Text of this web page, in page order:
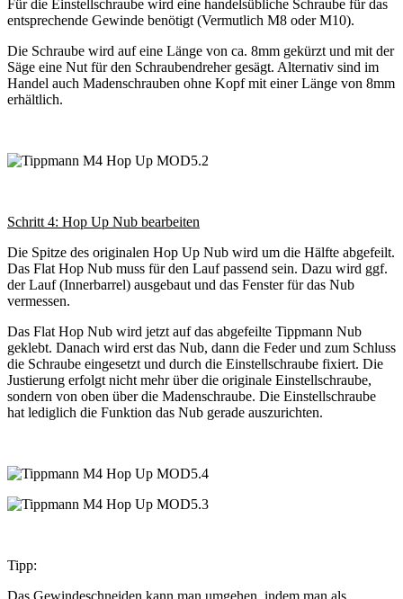
Für die Einstellschraube wird eine handelsübliche Schraube für das
entsprechende Gewinde benötigt (Vermutlich M8 oder M10).
Die Schraube wird auf eine Länge von ca. 8mm gekürzt und mit der
Säge eine Nut für den Schraubendreher gesägt. Alternativ sind im
Handel auch Madenschrauben ohne Kopf mit einer Länge von 8mm
erhältlich.
Schritt 4: Hop Up Nub bearbeiten
Die Spitze des originalen Hop Up Nub wird um die Hälfte abgefeilt.
Das Flat Hop Nub muss für den Lauf passend sein. Dazu wird ggf.
der Lauf (Innerbarrel) ausgebaut und das Fenster für das Nub
vermessen.
Das Flat Hop Nub wird jetzt auf das abgefeilte Tippmann Nub
geklebt. Danach wird erst das Nub, dann die Feder und zum Schluss
die Schraube eingesetzt und durch die Einstellschraube fixiert. Die
Justierung erfolgt nicht mehr über die originale Einstellschraube,
sondern von oben über die Madenschraube. Die Einstellschraube
hat lediglich die Funktion das Nub gerade auszurichten.
Tipp:
Das Gewindeschneiden kann man umgehen, indem man als